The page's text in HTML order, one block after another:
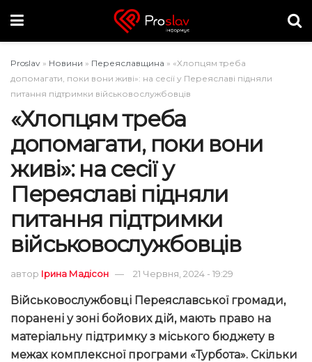
Proslav » Новини » Переяславщина » «Хлопцям треба
допомагати, поки вони живі»: на сесії у Переяславі підняли
питання підтримки військовослужбовців
«Хлопцям треба
допомагати, поки вони
живі»: на сесії у
Переяславі підняли
питання підтримки
військовослужбовців
автор Ірина Мадісон 21 Червня, 2024 - 19:29
Військовослужбовці Переяславської громади,
поранені у зоні бойових дій, мають право на
матеріальну підтримку з міського бюджету в
межах комплексної програми «Турбота». Скільки